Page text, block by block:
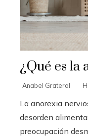
¿Qué es la
Anabel Graterol
La anorexia
desorden
preocupación